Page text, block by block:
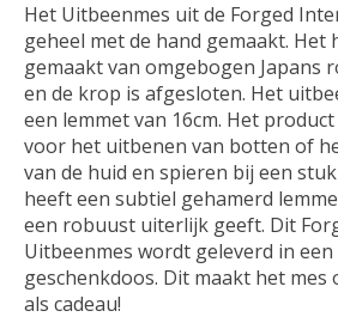
Het Uitbeenmes uit de Forged
geheel met de hand gemaakt. Het
gemaakt van omgebogen Japans
en de krop is afgesloten. Het
een lemmet van 16cm. Het
voor het uitbenen van botten of
van de huid en spieren bij een
heeft een subtiel gehamerd
een robuust uiterlijk geeft. Dit
Uitbeenmes wordt geleverd in
geschenkdoos. Dit maakt het mes
als cadeau!